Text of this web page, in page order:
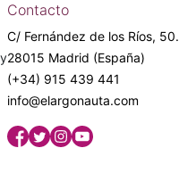
Contacto
C/ Fernández de los Ríos, 50.
28015 Madrid (España)
(+34) 915 439 441
info@elargonauta.com